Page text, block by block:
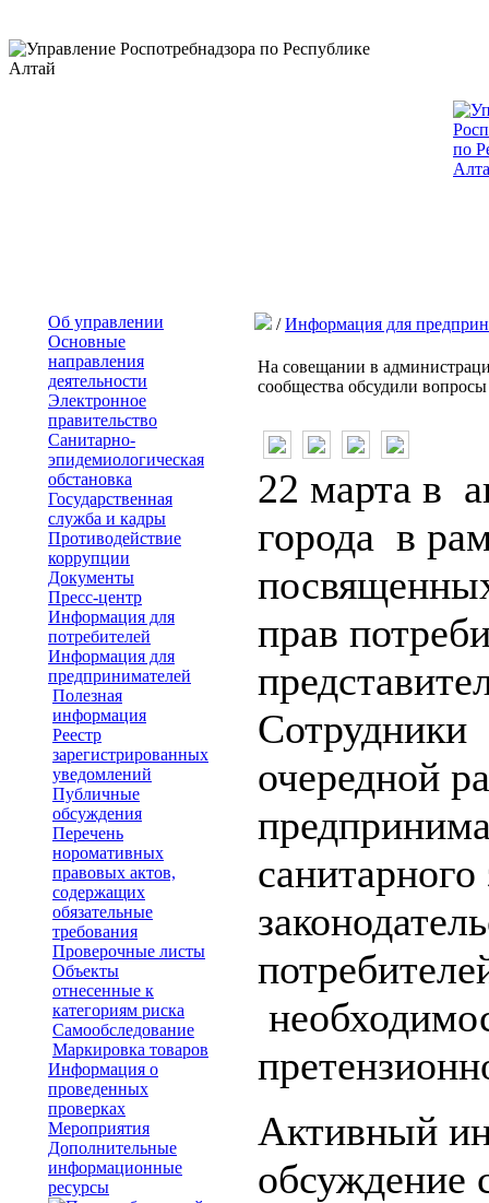
Об управлении
Основные
направления
деятельности
Электронное
правительство
Санитарно-
эпидемиологическая
обстановка
Государственная
служба и кадры
Противодействие
коррупции
Документы
Пресс-центр
Информация для
потребителей
Информация для
предпринимателей
Полезная
информация
Реестр
зарегистрированных
уведомлений
Публичные
обсуждения
Перечень
норомативных
правовых актов,
содержащих
обязательные
требования
Проверочные листы
Объекты
отнесенные к
категориям риска
Самообследование
Маркировка товаров
Информация о
проведенных
проверках
Мероприятия
Дополнительные
информационные
ресурсы
/Информация для
На совещании в
сообщества обсудили
22 марта в
города в
прав
Сотрудники
очередной
санитарного
Активный
обсуждение